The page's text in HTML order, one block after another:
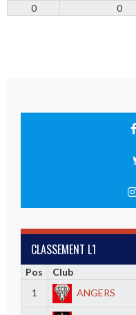
0
0
CLASSEMENT L1
Pos Club
1
ANGERS